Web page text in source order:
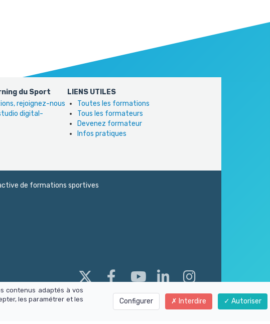
du Sport
rejoignez-nous
digital-
LIENS UTILES
Toutes les formations
Tous les formateurs
Devenez formateur
Infos pratiques
de formations sportives
contenus adaptés à vos
les paramétrer et les
Configurer Interdire Autoriser